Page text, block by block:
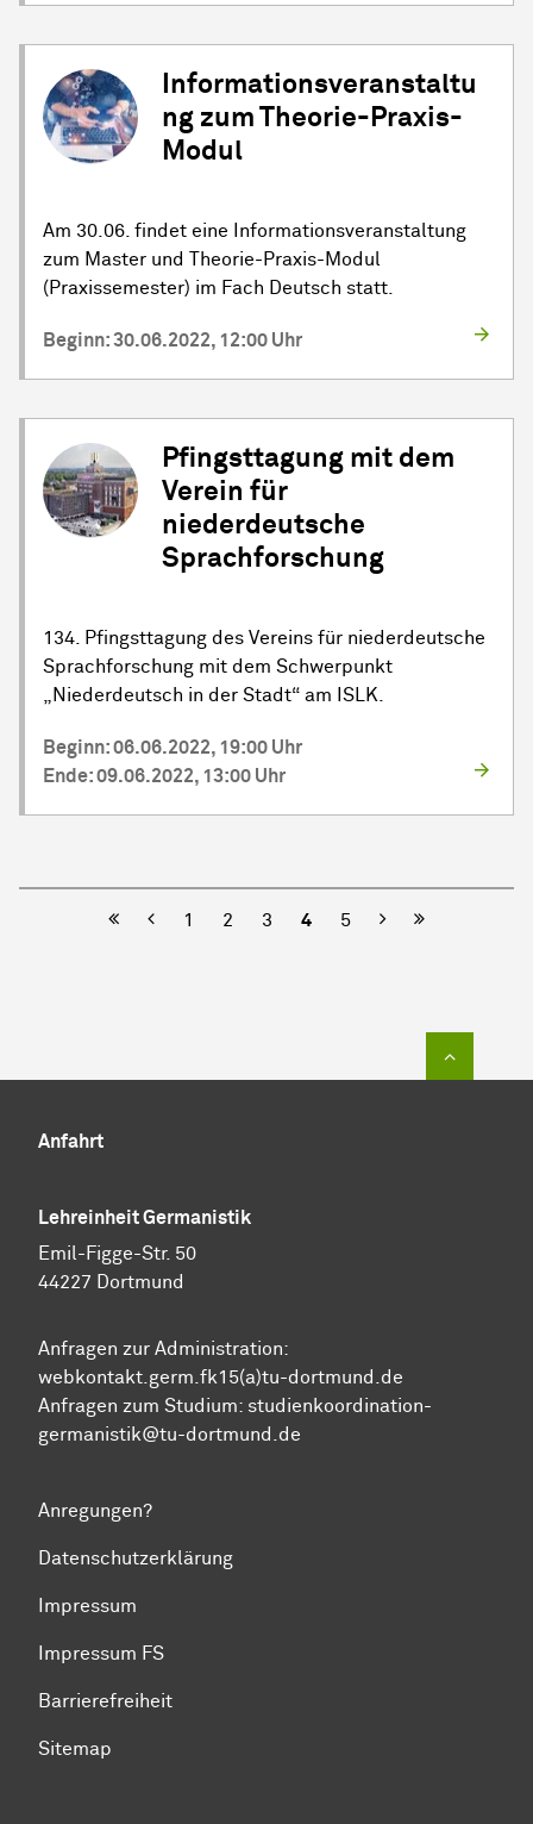
Informationsveranstaltu
ng zum Theorie-Praxis-
Modul
Am 30.06. findet eine Informationsveranstaltung
zum Master und Theorie-Praxis-Modul
(Praxissemester) im Fach Deutsch statt.
Beginn: 30.06.2022, 12:00 Uhr
Pfingsttagung mit dem
Verein für
niederdeutsche
Sprachforschung
134. Pfingsttagung des Vereins für niederdeutsche
Sprachforschung mit dem Schwerpunkt
„Niederdeutsch in der Stadt“ am ISLK.
Beginn: 06.06.2022, 19:00 Uhr
Ende: 09.06.2022, 13:00 Uhr
Vorherige
1 2 3 4 5 Nächste
Anfahrt
Lehreinheit Germanistik
Emil-Figge-Str. 50
44227 Dortmund
Anfragen zur Administration:
webkontakt.germ.fk15(a)tu-dortmund.de
Anfragen zum Studium: studienkoordination-
germanistik@tu-dortmund.de
Anregungen?
Datenschutzerklärung
Impressum
Impressum FS
Barrierefreiheit
Sitemap